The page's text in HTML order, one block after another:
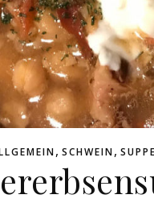
, SCHWEIN,